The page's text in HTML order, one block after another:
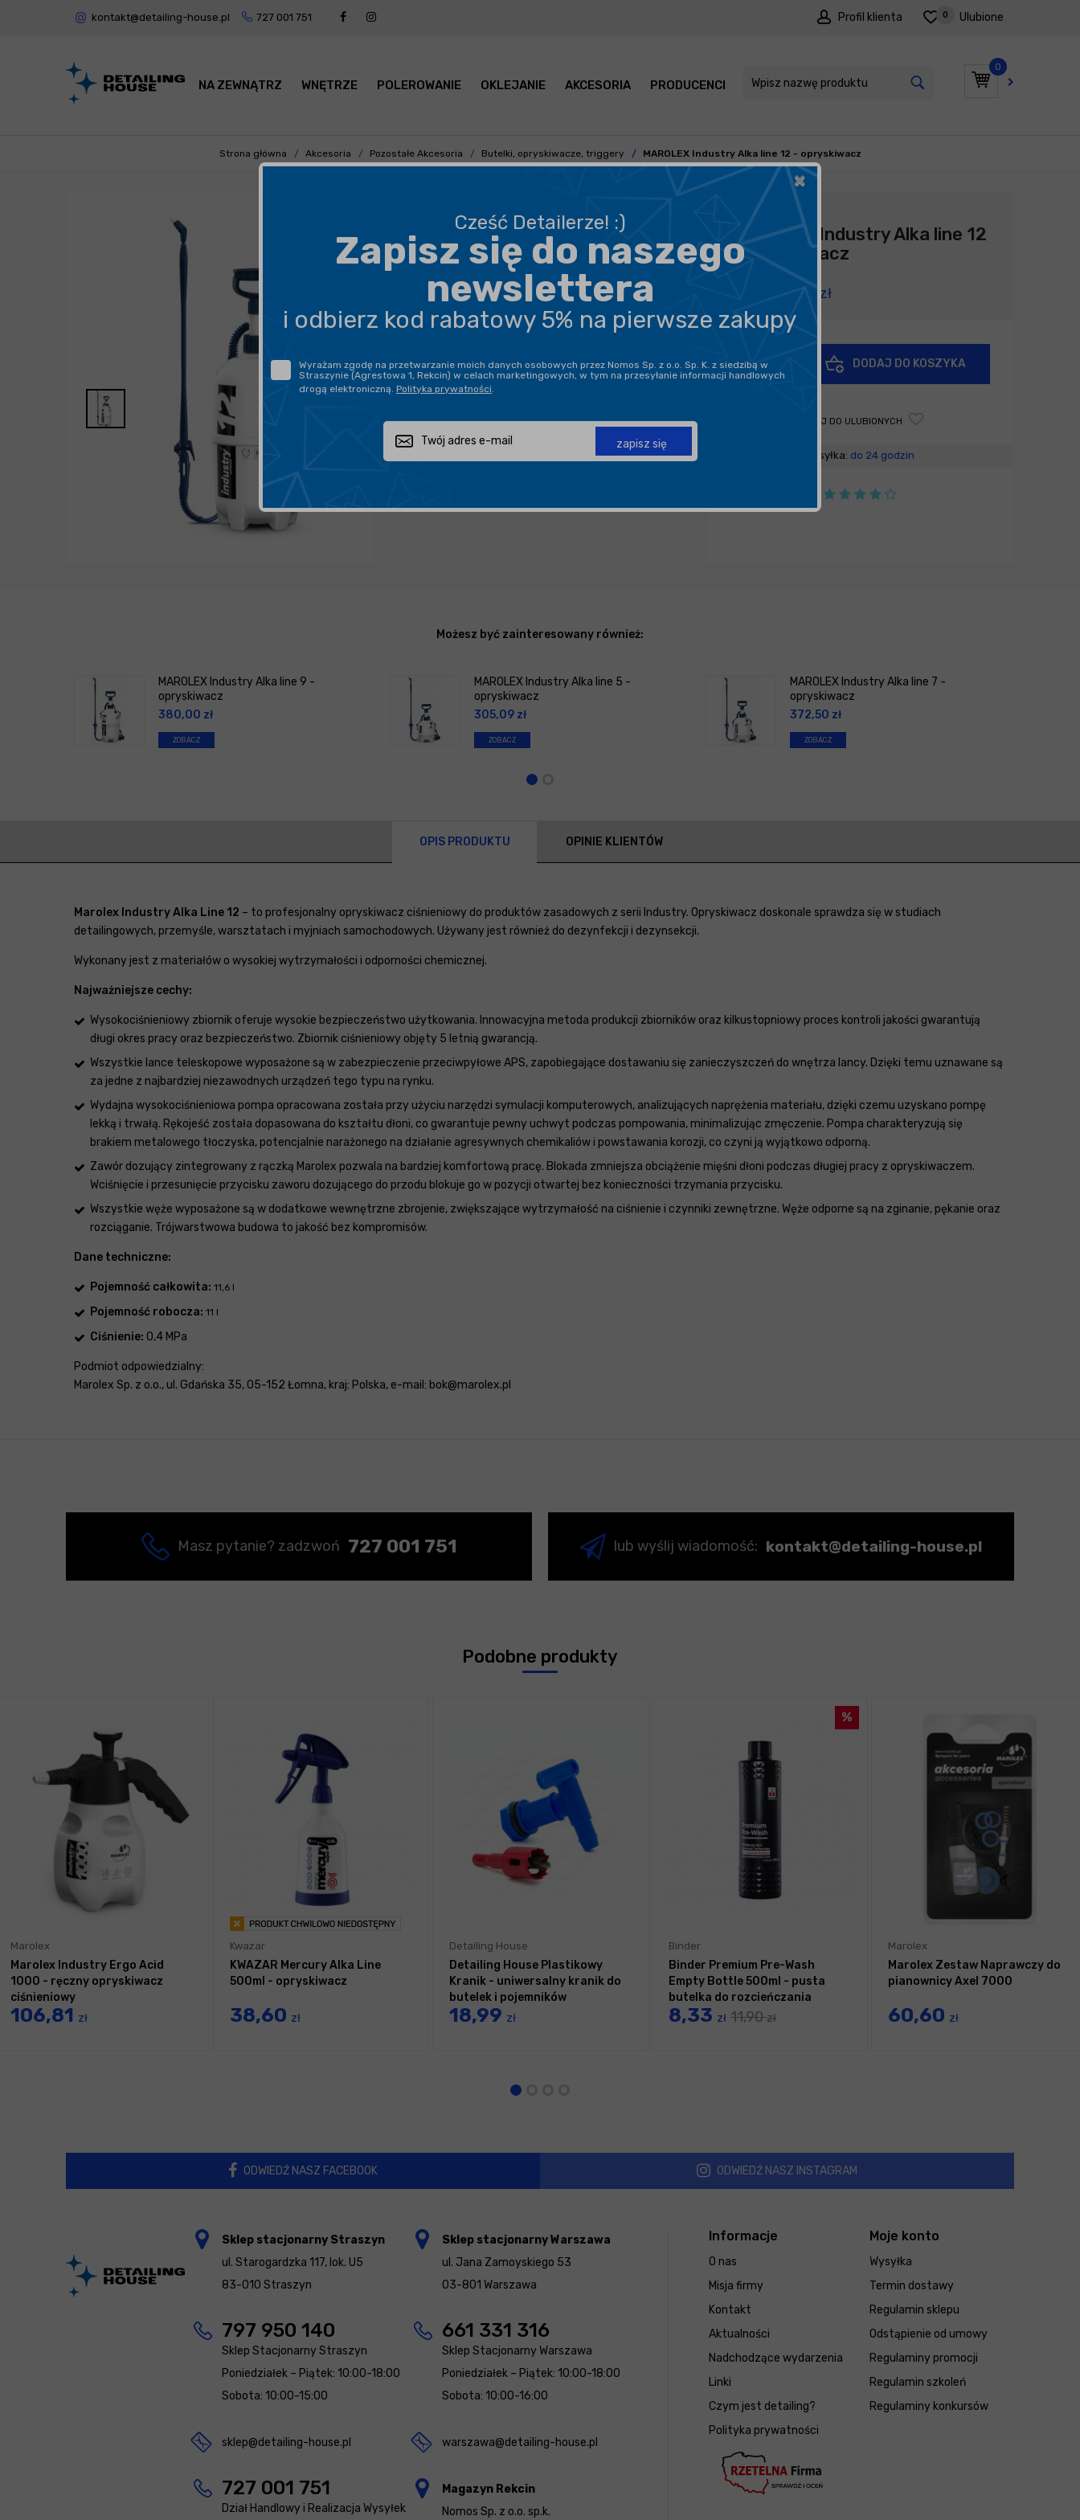
kontakt@detailing-house.pl 727 001 751 Profil klienta Ulubione
0
0
NA ZEWNĄTRZ WNĘTRZE POLEROWANIE OKLEJANIE AKCESORIA PRODUCENCI PROMOCJE
Strona główna Akcesoria Pozostałe Akcesoria Butelki, opryskiwacze, triggery MAROLEX Industry Alka line 12 - opryskiwacz
BEZPIECZNA WYSYŁKA
DARMOWA DOSTAWA OD 199,90 ZŁ
PROFESJONALNE DORADZTWO
Zapytaj o produkt
Producent: Marolex
MAROLEX Industry Alka line 12
- opryskiwacz
330,35 zł
-
DODAJ DO KOSZYKA
DODAJ DO ULUBIONYCH
Wysyłka: do 24 godzin
Możesz być zainteresowany również:
MAROLEX Industry Alka line 9 -
opryskiwacz
380,00 zł
ZOBACZ
MAROLEX Industry Alka line 5 -
opryskiwacz
305,09 zł
ZOBACZ
MAROLEX Industry Alka line 7 -
opryskiwacz
372,50 zł
ZOBACZ
OPIS PRODUKTU OPINIE KLIENTÓW
Marolex Industry Alka Line 12 – to profesjonalny opryskiwacz ciśnieniowy do produktów zasadowych z serii Industry. Opryskiwacz doskonale sprawdza się w studiach
detailingowych, przemyśle, warsztatach i myjniach samochodowych. Używany jest również do dezynfekcji i dezynsekcji.
Wykonany jest z materiałów o wysokiej wytrzymałości i odporności chemicznej.
Najważniejsze cechy:
Wysokociśnieniowy zbiornik oferuje wysokie bezpieczeństwo użytkowania. Innowacyjna metoda produkcji zbiorników oraz kilkustopniowy proces kontroli jakości gwarantują
długi okres pracy oraz bezpieczeństwo. Zbiornik ciśnieniowy objęty 5 letnią gwarancją.
Wszystkie lance teleskopowe wyposażone są w zabezpieczenie przeciwpyłowe APS, zapobiegające dostawaniu się zanieczyszczeń do wnętrza lancy. Dzięki temu uznawane są
za jedne z najbardziej niezawodnych urządzeń tego typu na rynku.
Wydajna wysokociśnieniowa pompa opracowana została przy użyciu narzędzi symulacji komputerowych, analizujących naprężenia materiału, dzięki czemu uzyskano pompę
lekką i trwałą. Rękojeść została dopasowana do kształtu dłoni, co gwarantuje pewny uchwyt podczas pompowania, minimalizując zmęczenie. Pompa charakteryzują się
brakiem metalowego tłoczyska, potencjalnie narażonego na działanie agresywnych chemikaliów i powstawania korozji, co czyni ją wyjątkowo odporną.
Zawór dozujący zintegrowany z rączką Marolex pozwala na bardziej komfortową pracę. Blokada zmniejsza obciążenie mięśni dłoni podczas długiej pracy z opryskiwaczem.
Wciśnięcie i przesunięcie przycisku zaworu dozującego do przodu blokuje go w pozycji otwartej bez konieczności trzymania przycisku.
Wszystkie węże wyposażone są w dodatkowe wewnętrzne zbrojenie, zwiększające wytrzymałość na ciśnienie i czynniki zewnętrzne. Węże odporne są na zginanie, pękanie oraz
rozciąganie. Trójwarstwowa budowa to jakość bez kompromisów.
Dane techniczne:
Pojemność całkowita: 11,6 l
Pojemność robocza: 11 l
Ciśnienie: 0,4 MPa
Podmiot odpowiedzialny:
Marolex Sp. z o.o., ul. Gdańska 35, 05-152 Łomna, kraj: Polska, e-mail: bok@marolex.pl
Masz pytanie? zadzwoń 727 001 751 lub wyślij wiadomość: kontakt@detailing-house.pl
Podobne produkty
Marolex
Marolex Industry Ergo Acid
1000 - ręczny opryskiwacz
ciśnieniowy
106,81 zł
Kwazar
KWAZAR Mercury Alka Line
500ml - opryskiwacz
38,60 zł
Detailing House
Detailing House Plastikowy
Kranik - uniwersalny kranik do
butelek i pojemników
18,99 zł
Binder
Binder Premium Pre-Wash
Empty Bottle 500ml - pusta
butelka do rozcieńczania
8,33 zł 11,90zł
Marolex
Marolex Zestaw Naprawczy do
pianownicy Axel 7000
60,60 zł
ODWIEDŹ NASZ FACEBOOK ODWIEDŹ NASZ INSTAGRAM
×
Cześć Detailerze! :)
Zapisz się do naszego
newslettera
i odbierz kod rabatowy 5% na pierwsze zakupy
Wyrażam zgodę na przetwarzanie moich danych osobowych przez Nomos Sp. z o.o. Sp. K. z siedzibą w
Straszynie (Agrestowa 1, Rekcin) w celach marketingowych, w tym na przesyłanie informacji handlowych
drogą elektroniczną. Polityka prywatności
zapisz się
Informacje
O nas
Misja firmy
Kontakt
Aktualności
Nadchodzące wydarzenia
Linki
Czym jest detailing?
Polityka prywatności
Moje konto
Wysyłka
Termin dostawy
Regulamin sklepu
Odstąpienie od umowy
Regulaminy promocji
Regulamin szkoleń
Regulaminy konkursów
Sklep stacjonarny Straszyn
ul. Starogardzka 117, lok. U5
83-010 Straszyn
797 950 140
Sklep Stacjonarny Straszyn
Poniedziałek – Piątek: 10:00-18:00
Sobota: 10:00-15:00
sklep@detailing-house.pl
727 001 751
Dział Handlowy i Realizacja Wysyłek
Sklep stacjonarny Warszawa
ul. Jana Zamoyskiego 53
03-801 Warszawa
661 331 316
Sklep Stacjonarny Warszawa
Poniedziałek – Piątek: 10:00-18:00
Sobota: 10:00-16:00
warszawa@detailing-house.pl
Magazyn Rekcin
Nomos Sp. z o.o. sp.k.